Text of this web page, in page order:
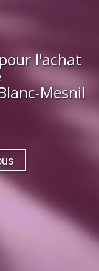
l'achat
Mesnil